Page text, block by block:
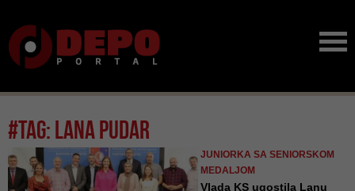
#tag: lana pudar
JUNIORKA SA SENIORSKOM
MEDALJOM
Vlada KS ugostila Lanu